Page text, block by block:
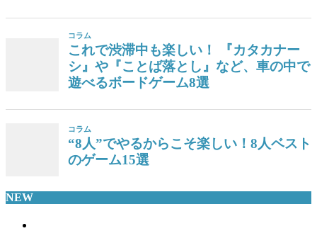
コラム
これで渋滞中も楽しい！ 『カタカナー
シ』や『ことば落とし』など、車の中で
遊べるボードゲーム8選
コラム
“8人”でやるからこそ楽しい！8人ベスト
のゲーム15選
NEW